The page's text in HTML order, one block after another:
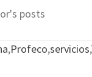
posts
,Profeco,servicios,